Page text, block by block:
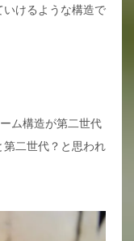
けるような構造で
ム構造が第二世代
第二世代？と思われ